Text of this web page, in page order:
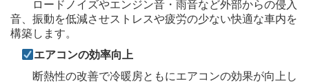
ロードノイズやエンジン音・雨音など外部からの侵入
音、振動を低減させストレスや疲労の少ない快適な車内を
構築します。
エアコンの効率向上
断熱性の改善で冷暖房ともにエアコンの効果が向上し